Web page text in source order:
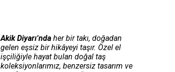
Akik Diyarı’nda her bir takı, doğadan
gelen eşsiz bir hikâyeyi taşır. Özel el
işçiliğiyle hayat bulan doğal taş
koleksiyonlarımız, benzersiz tasarım ve